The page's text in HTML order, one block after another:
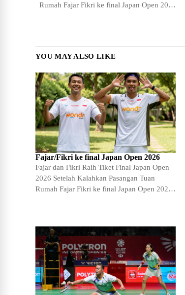
Rumah Fajar Fikri ke final Japan Open 2026
YOU MAY ALSO LIKE
Fajar/Fikri ke final Japan Open 2026
Fajar dan Fikri Raih Tiket Final Japan Open
2026 Setelah Kalahkan Pasangan Tuan
Rumah Fajar Fikri ke final Japan Open 2026